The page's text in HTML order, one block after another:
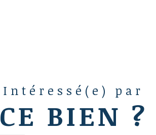
Intéressé(e) par
CE BIEN ?